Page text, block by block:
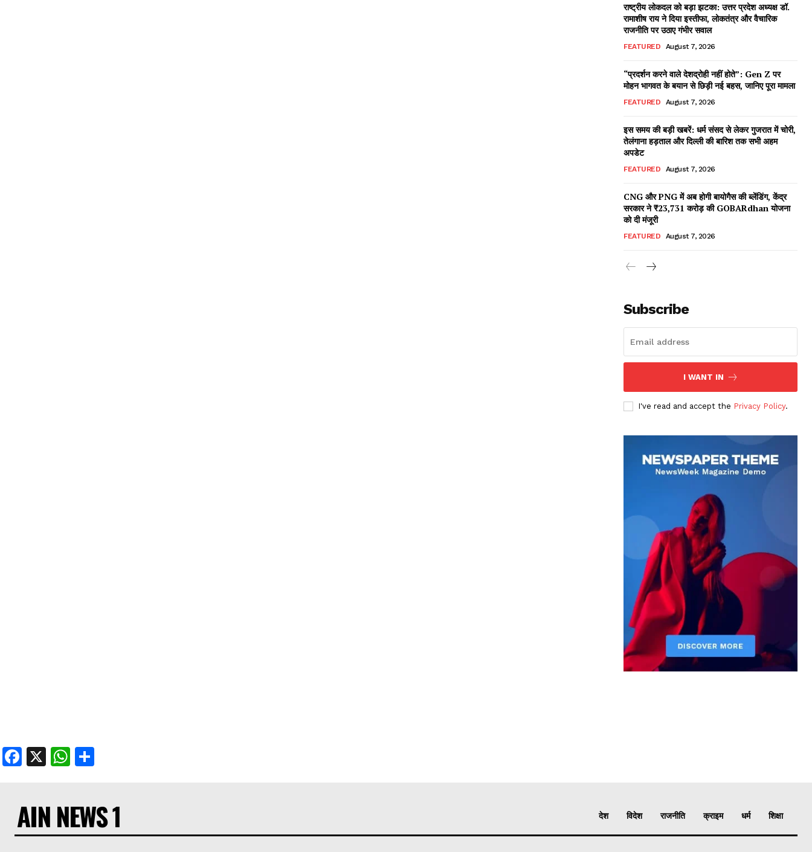
राष्ट्रीय लोकदल को बड़ा झटका: उत्तर प्रदेश अध्यक्ष डॉ.
रामाशीष राय ने दिया इस्तीफा, लोकतंत्र और वैचारिक
राजनीति पर उठाए गंभीर सवाल
FEATURED August 7, 2026
“प्रदर्शन करने वाले देशद्रोही नहीं होते”: Gen Z पर
मोहन भागवत के बयान से छिड़ी नई बहस, जानिए पूरा मामला
FEATURED August 7, 2026
इस समय की बड़ी खबरें: धर्म संसद से लेकर गुजरात में चोरी,
तेलंगाना हड़ताल और दिल्ली की बारिश तक सभी अहम
अपडेट
FEATURED August 7, 2026
CNG और PNG में अब होगी बायोगैस की ब्लेंडिंग, केंद्र
सरकार ने ₹23,731 करोड़ की GOBARdhan योजना
को दी मंजूरी
FEATURED August 7, 2026
Subscribe
I WANT IN
I've read and accept the Privacy Policy.
Facebook
X WhatsApp
AIN NEWS 1 देश विदेश राजनीति क्राइम धर्म शिक्षा